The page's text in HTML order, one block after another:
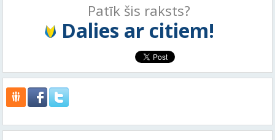
Patīk šis raksts?
Dalies ar citiem!